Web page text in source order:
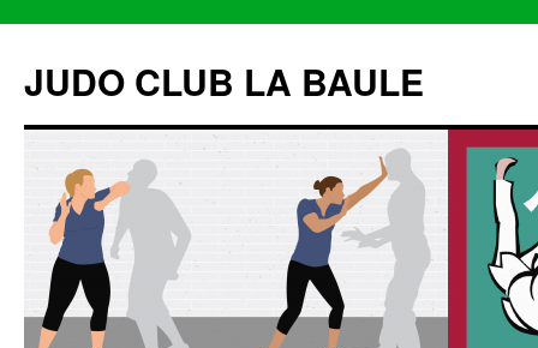
JUDO CLUB LA BAULE